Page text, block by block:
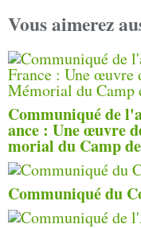
Vous aimerez
Communiqué de
ance : Une œuvre
morial du Camp
Communiqué du